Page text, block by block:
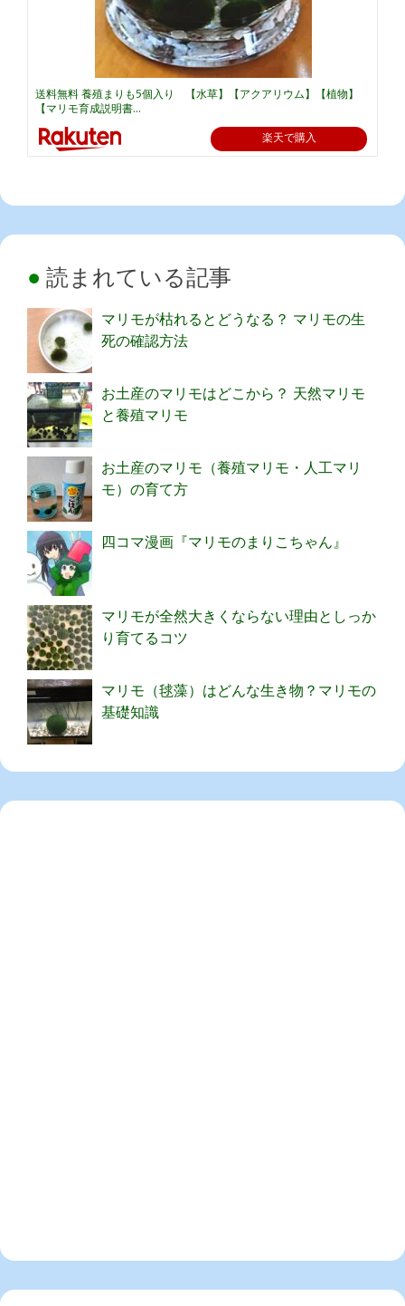
送料無料 養殖まりも5個入り 【水草】【アクアリウム】【植物】
【マリモ育成説明書...
楽天で購入
読まれている記事
マリモが枯れるとどうなる？ マリモの生
死の確認方法
お土産のマリモはどこから？ 天然マリモ
と養殖マリモ
お土産のマリモ（養殖マリモ・人工マリ
モ）の育て方
四コマ漫画『マリモのまりこちゃん』
マリモが全然大きくならない理由としっか
り育てるコツ
マリモ（毬藻）はどんな生き物？マリモの
基礎知識